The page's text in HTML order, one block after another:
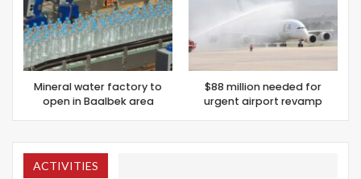
Mineral water factory to
open in Baalbek area
$88 million needed for
urgent airport revamp
ACTIVITIES